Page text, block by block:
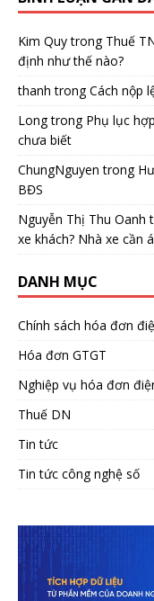
Kim Quytrong Thuế
định như thế nào?
thanh trongCách nộp
Longtrong Phụ lục
chưa biết
ChungNguyen trong
BĐS
Nguyễn Thị Thu Oanh
xe khách? Nhà xe cần
DANH MỤC
Chính sách hóa đơn
Hóa đơn GTGT
Nghiệp vụ hóa đơn
Thuế DN
Tin tức
Tin tức công nghệ số